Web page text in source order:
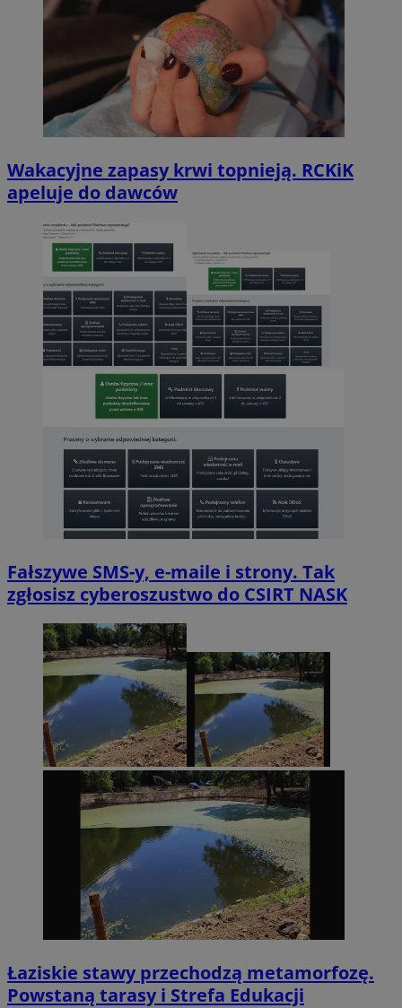
Wakacyjne zapasy krwi topnieją. RCKiK
apeluje do dawców
Fałszywe SMS-y, e-maile i strony. Tak
zgłosisz cyberoszustwo do CSIRT NASK
Łaziskie stawy przechodzą metamorfozę.
Powstaną tarasy i Strefa Edukacji